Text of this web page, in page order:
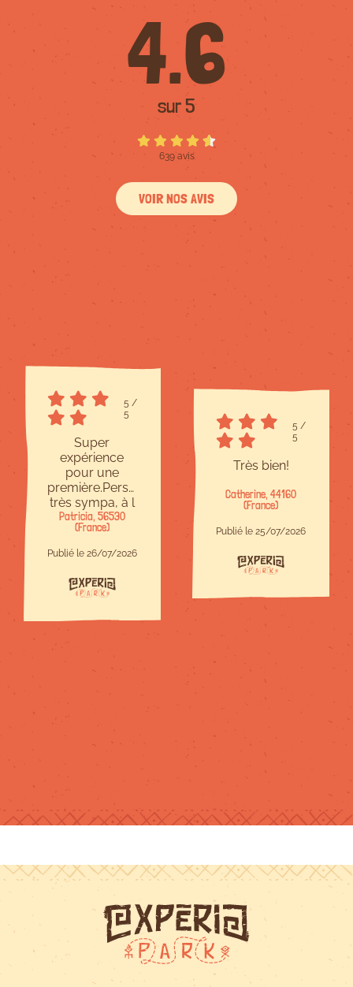
4.6
sur 5
639 avis
VOIR NOS AVIS
5 /
5
Super
expérience
pour une
première.Personnel
très sympa, à l
écoute et
bienveillant.Site
à taille
humaine,c est
parfait.Il y en a
pour tous les
chacun trouve
recommande !
Patricia, 56530
(France)
Publié le 26/07/2026
5 /
5
Très bien!
Catherine, 44160
(France)
Publié le 25/07/2026